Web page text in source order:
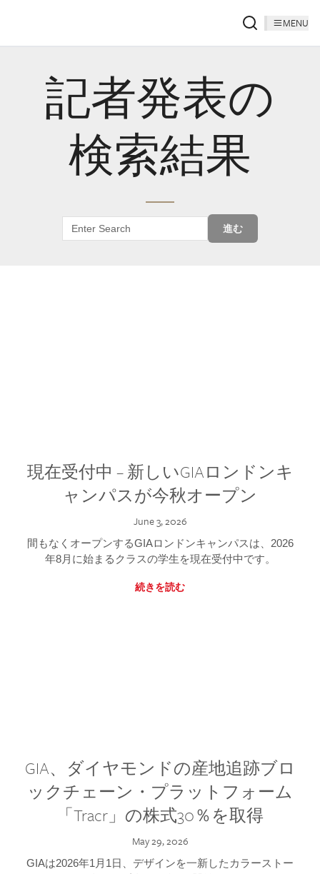
MENU
記者発表の
検索結果
進む
現在受付中 – 新しいGIAロンドンキ
ャンパスが今秋オープン
June 3, 2026
間もなくオープンするGIAロンドンキャンパスは、2026
年8月に始まるクラスの学生を現在受付中です。
続きを読む
GIA、ダイヤモンドの産地追跡ブロ
ックチェーン・プラットフォーム
「Tracr」の株式30％を取得
May 29, 2026
GIAは2026年1月1日、デザインを一新したカラーストー